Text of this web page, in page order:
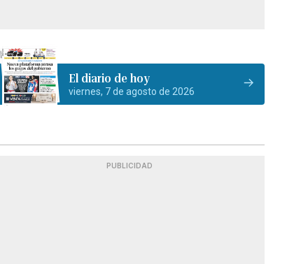
El diario de hoy
viernes, 7 de agosto de 2026
PUBLICIDAD